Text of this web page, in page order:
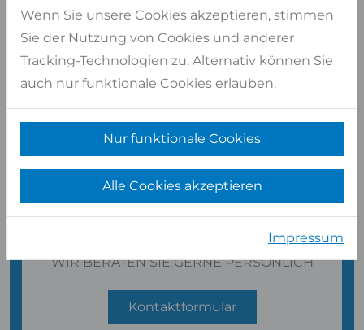
Haben Sie Fragen?
WIR BERATEN SIE GERNE PERSÖNLICH
Kontaktformular
Wenn Sie unsere Cookies akzeptieren, stimmen
Sie der Nutzung von Cookies und anderer
Tracking-Technologien zu. Alternativ können Sie
auch nur funktionale Cookies erlauben.
Nur funktionale Cookies
Alle Cookies akzeptieren
Impressum